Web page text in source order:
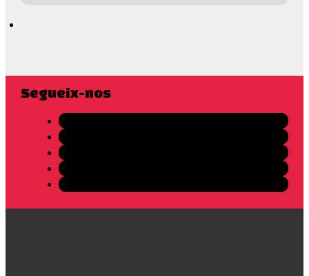
Segueix-nos